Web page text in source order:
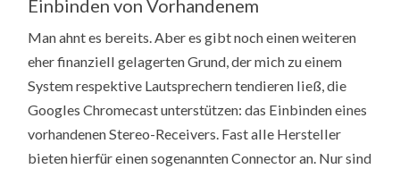
Einbinden von Vorhandenem
Man ahnt es bereits. Aber es gibt noch einen weiteren
eher finanziell gelagerten Grund, der mich zu einem
System respektive Lautsprechern tendieren ließ, die
Googles Chromecast unterstützen: das Einbinden eines
vorhandenen Stereo-Receivers. Fast alle Hersteller
bieten hierfür einen sogenannten Connector an. Nur sind